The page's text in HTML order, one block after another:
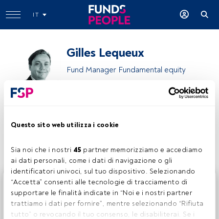
Questo sito web utilizza i cookie
Sia noi che i nostri 45 partner memorizziamo e accediamo
ai dati personali, come i dati di navigazione o gli
identificatori univoci, sul tuo dispositivo. Selezionando
“Accetta” consenti alle tecnologie di tracciamento di
supportare le finalità indicate in “Noi e i nostri partner
trattiamo i dati per fornire”, mentre selezionando “Rifiuta
tutto” o revocando il tuo consenso, le disabiliterai. Se i
IT
Gilles Lequeux
Fund Manager Fundamental equity
Condividi:
Questo è un articolo riservato agli utenti FundsPeople. Se
sei già registrato, accedi tramite il pulsante Login. Se non
hai ancora un account, ti invitiamo a registrarti per scoprire
tutti i contenuti che FundsPeople ha da offrire.